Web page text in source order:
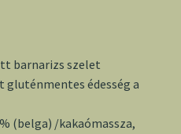
barnarizs szelet
gluténmentes édesség a
(belga) /kakaómassza,